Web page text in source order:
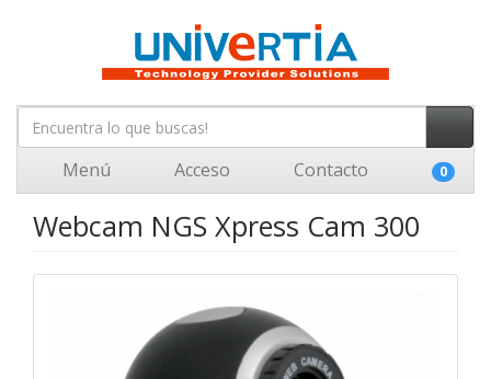
Menú Acceso Contacto 0
Webcam NGS Xpress Cam 300